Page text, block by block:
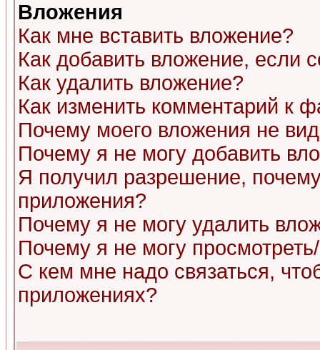
Вложения
Как мне вставить вложение?
Как добавить вложение, если
Как удалить вложение?
Как изменить комментарий к
Почему моего вложения не
Почему я не могу добавить
Я получил разрешение,
приложения?
Почему я не могу удалить
Почему я не могу
С кем мне надо связаться,
приложениях?